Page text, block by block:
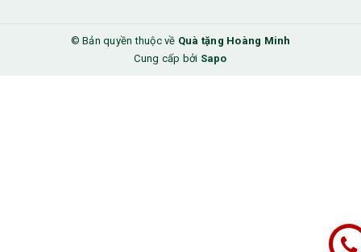
© Bản quyền thuộc về Quà tặng Hoàng Minh
Cung cấp bởi Sapo